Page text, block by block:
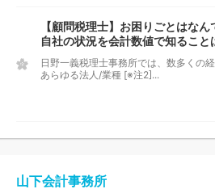
【顧問税理士】お困りごとはなん
自社の状況を会計数値で知ること
日野一義税理士事務所では、数多くの
あらゆる法人/業種 [※注2]...
山下会計事務所